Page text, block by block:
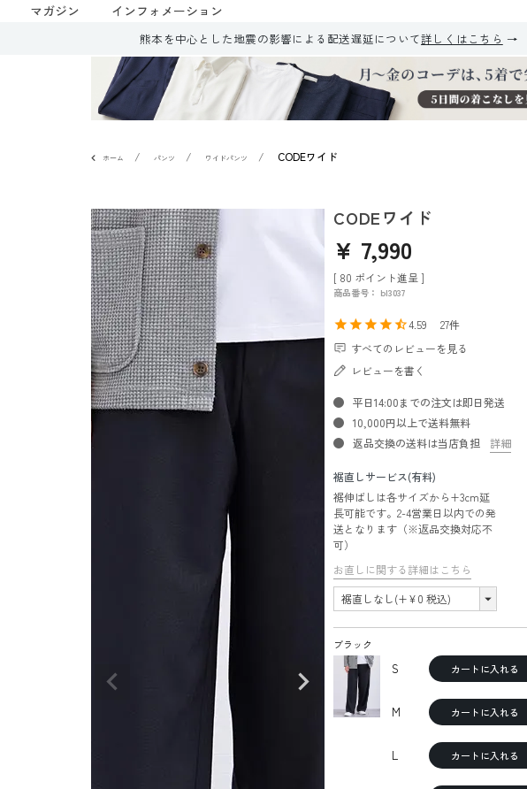
マガジン インフォメーション
熊本を中心とした地震の影響による配送遅延について詳しくはこちら
ホーム パンツ ワイドパンツ CODEワイド
CODEワイド
¥ 7,990
[ 80 ポイント進呈 ]
商品番号 bl3037
4.59
27
すべてのレビューを見る
レビューを書く
平日14:00までの注文は即日発送
10,000円以上で送料無料
返品交換の送料は当店負担
詳細
裾直しサービス(有料)
裾伸ばしは各サイズから+3cm延
長可能です。2-4営業日以内での発
送となります（※返品交換対応不
可）
お直しに関する詳細はこちら
ブラック
S カートに入れる
M カートに入れる
L カートに入れる